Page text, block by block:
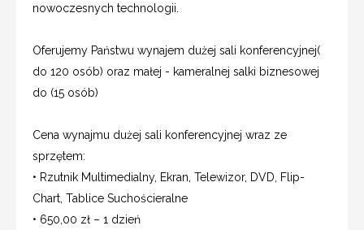
nowoczesnych technologii.
Oferujemy Państwu wynajem dużej sali konferencyjnej(
do 120 osób) oraz małej - kameralnej salki biznesowej
do (15 osób)
Cena wynajmu dużej sali konferencyjnej wraz ze
sprzętem:
• Rzutnik Multimedialny, Ekran, Telewizor, DVD, Flip-
Chart, Tablice Suchościeralne
• 650,00 zł – 1 dzień